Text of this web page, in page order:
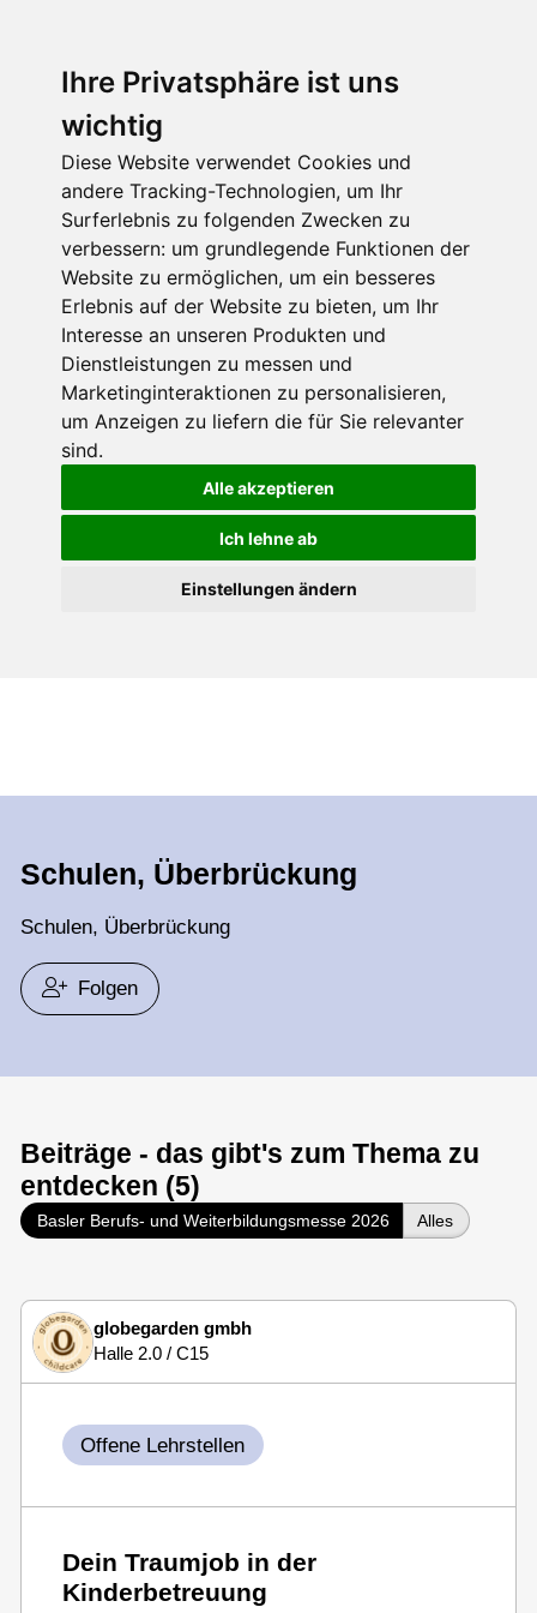
Ihre Privatsphäre ist uns
wichtig
Diese Website verwendet Cookies und
andere Tracking-Technologien, um Ihr
Surferlebnis zu folgenden Zwecken zu
verbessern: um grundlegende Funktionen der
Website zu ermöglichen, um ein besseres
Erlebnis auf der Website zu bieten, um Ihr
Interesse an unseren Produkten und
Dienstleistungen zu messen und
Marketinginteraktionen zu personalisieren,
um Anzeigen zu liefern die für Sie relevanter
sind.
Alle akzeptieren
Ich lehne ab
Einstellungen ändern
Schulen, Überbrückung
Schulen, Überbrückung
Folgen
Beiträge - das gibt's zum Thema zu
entdecken (5)
Basler Berufs- und Weiterbildungsmesse 2026 Alles
globegarden gmbh
Halle 2.0 / C15
Offene Lehrstellen
Dein Traumjob in der
Kinderbetreuung